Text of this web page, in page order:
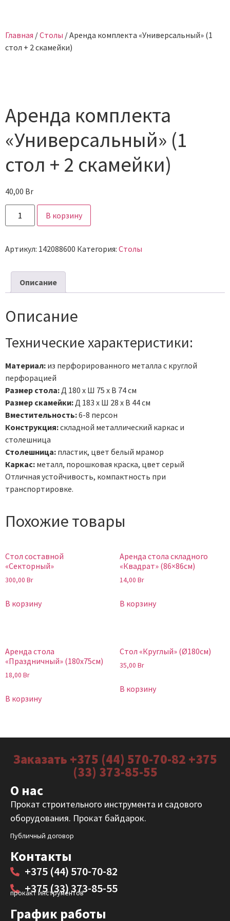
Главная /Столы / Аренда комплекта «Универсальный» (1
стол + 2 скамейки)
Аренда комплекта
«Универсальный» (1
стол + 2 скамейки)
40,00 Br
В корзину
Артикул: 142088600 Категория: Столы
Описание
Описание
Технические характеристики:
Материал: из перфорированного металла с круглой
перфорацией
Размер стола:Д 180 х Ш 75 х В 74 см
Размер скамейки:Д 183 х Ш 28 х В 44 см
Вместительность:6-8 персон
Конструкция:складной металлический каркас и
столешница
Столешница: пластик, цвет белый мрамор
Каркас: металл, порошковая краска, цвет серый
Отличная устойчивость, компактность при
транспортировке.
Похожие товары
Стол составной
«Секторный»
300,00 Br
В корзину
Аренда стола складного
«Квадрат» (86×86см)
14,00 Br
В корзину
Аренда стола
«Праздничный» (180х75см)
18,00 Br
В корзину
Стол «Круглый» (Ø180см)
35,00 Br
В корзину
Заказать +375 (44) 570-70-82 +375
(33) 373-85-55
О нас
Прокат строительного инструмента и садового
оборудования. Прокат байдарок.
Публичный договор
Контакты
+375 (44) 570-70-82
+375 (33) 373-85-55
прокакт инструментов
График работы